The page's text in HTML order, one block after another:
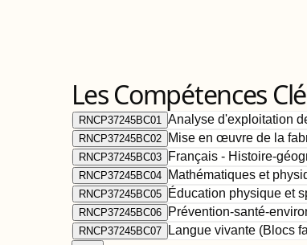
Les Compétences
RNCP37245BC01 Analyse d'exploitation
RNCP37245BC02 Mise en œuvre de la
RNCP37245BC03 Français - Histoire-
RNCP37245BC04 Mathématiques et
RNCP37245BC05 Éducation physique et
RNCP37245BC06 Prévention-santé-
RNCP37245BC07 Langue vivante (Blocs